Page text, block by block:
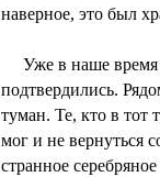
наверное, это был
Уже в наше время
подтвердились.
туман. Те, кто в тот
мог и не вернуться
странное